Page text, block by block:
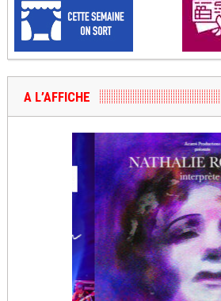
A L’AFFICHE